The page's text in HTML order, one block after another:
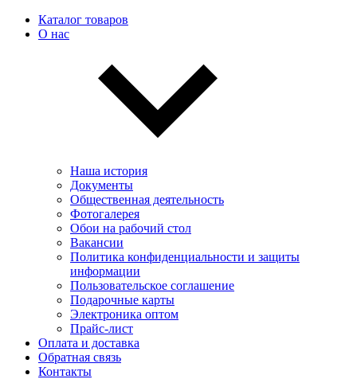
Каталог товаров
О нас
Наша история
Документы
Общественная деятельность
Фотогалерея
Обои на рабочий стол
Вакансии
Политика конфиденциальности и защиты
информации
Пользовательскоe соглашение
Подарочные карты
Электроника оптом
Прайс-лист
Оплата и доставка
Обратная связь
Контакты